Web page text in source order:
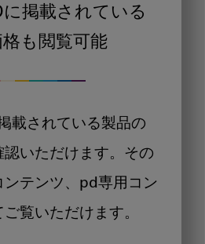
掲載されている
も閲覧可能
載されている製品の
いただけます。その
ンテンツ、pd専用コン
覧いただけます。